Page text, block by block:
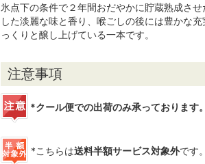
氷点下の条件で２年間おだやかに貯蔵熟成さ
した淡麗な味と香り、喉ごしの後には豊かな
っくりと醸し上げている一本です。
注意事項
*クール便での出荷のみ承っております
*こちらは送料半額サービス対象外です。